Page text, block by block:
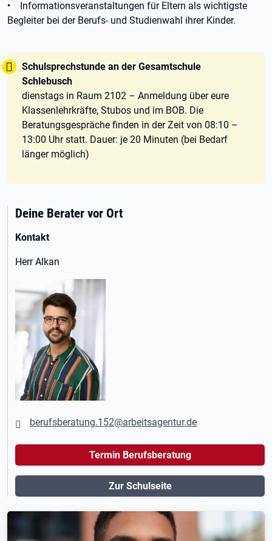
• Informationsveranstaltungen für Eltern als wichtigste
Begleiter bei der Berufs- und Studienwahl ihrer Kinder.
Tipp:
Schulsprechstunde an der Gesamtschule
Schlebusch
dienstags in Raum 2102 – Anmeldung über eure
Klassenlehrkräfte, Stubos und im BOB. Die
Beratungsgespräche finden in der Zeit von 08:10 –
13:00 Uhr statt. Dauer: je 20 Minuten (bei Bedarf
länger möglich)
Deine Berater vor Ort
Kontakt
Herr Alkan
berufsberatung.152@arbeitsagentur.de
Termin Berufsberatung
Zur Schulseite